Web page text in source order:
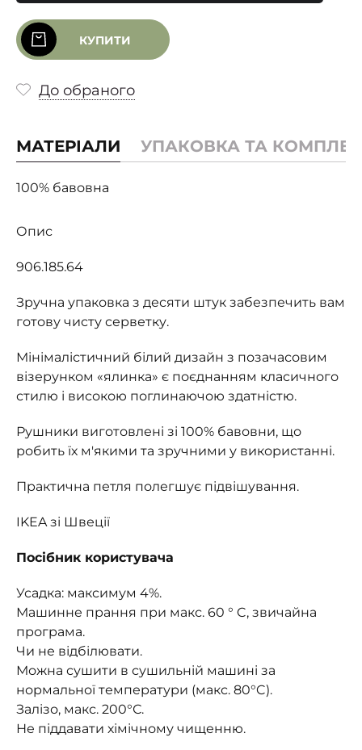
КУПИТИ
До обраного
МАТЕРІАЛИ УПАКОВКА ТА
100% бавовна
Опис
906.185.64
Зручна упаковка з десяти штук забезпечить вам
готову чисту серветку.
Мінімалістичний білий дизайн з позачасовим
візерунком «ялинка» є поєднанням класичного
стилю і високою поглинаючою здатністю.
Рушники виготовлені зі 100% бавовни, що
робить їх м'якими та зручними у використанні.
Практична петля полегшує підвішування.
IKEA зі Швеції
Посібник користувача
Усадка: максимум 4%.
Машинне прання при макс. 60 ° C, звичайна
програма.
Чи не відбілювати.
Можна сушити в сушильній машині за
нормальної температури (макс. 80°C).
Залізо, макс. 200°С.
Не піддавати хімічному чищенню.